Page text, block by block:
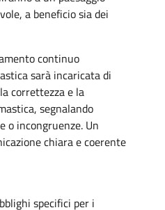
a beneficio sia dei
continuo
sarà incaricata di
correttezza e la
segnalando
o incongruenze. Un
chiara e coerente
specifici per i